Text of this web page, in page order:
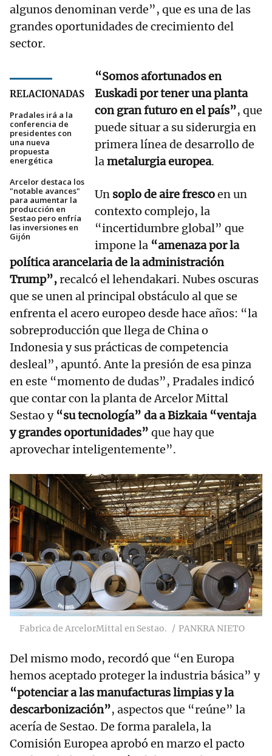
algunos denominan verde”, que es una de las
grandes oportunidades de crecimiento del
sector.
RELACIONADAS
Pradales irá a la
conferencia de
presidentes con
una nueva
propuesta
energética
Arcelor destaca los
"notable avances"
para aumentar la
producción en
Sestao pero enfría
las inversiones en
Gijón
“Somos afortunados en
Euskadi por tener una planta
con gran futuro en el país”, que
puede situar a su siderurgia en
primera línea de desarrollo de
lametalurgia europea.
Un soplo de aire frescoen un
contexto complejo, la
“incertidumbre global” que
impone la “amenaza por la
política arancelaria de la administración
Trump”,recalcó el lehendakari. Nubes oscuras
que se unen al principal obstáculo al que se
enfrenta el acero europeo desde hace años: “la
sobreproducción que llega de China o
Indonesia y sus prácticas de competencia
desleal”, apuntó. Ante la presión de esa pinza
en este “momento de dudas”, Pradales indicó
que contar con la planta de Arcelor Mittal
Sestao y“su tecnología” da a Bizkaia “ventaja
y grandes oportunidades” que hay que
aprovechar inteligentemente”.
Fabrica de ArcelorMittal en Sestao. PANKRA NIETO
Del mismo modo, recordó que “en Europa
hemos aceptado proteger la industria básica” y
“potenciar a las manufacturas limpias y la
descarbonización”, aspectos que “reúne” la
acería de Sestao. De forma paralela, la
Comisión Europea aprobó en marzo el pacto